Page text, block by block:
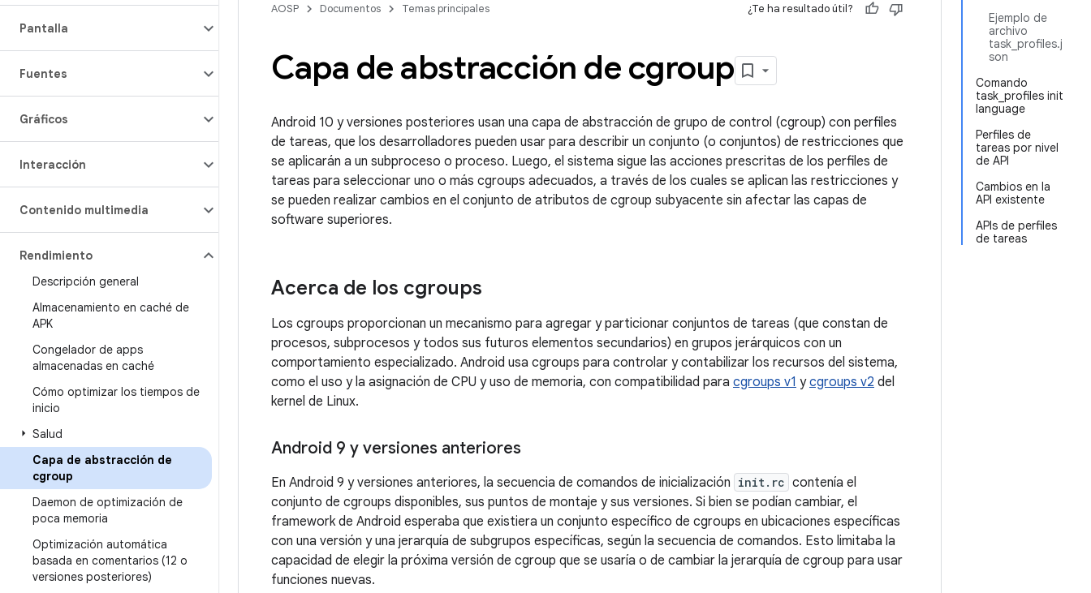
Pantalla
Fuentes
Gráficos
Interacción
Contenido multimedia
Rendimiento
Descripción general
Almacenamiento en caché de
APK
Congelador de apps
almacenadas en caché
Cómo optimizar los tiempos de
inicio
Salud
Capa de abstracción de
cgroup
Daemon de optimización de
poca memoria
Optimización automática
basada en comentarios (12 o
versiones posteriores)
Ejemplo de
archivo
task_profiles.j
son
Comando
task_profiles init
language
Perfiles de
tareas por nivel
de API
Cambios en la
API existente
APIs de perfiles
de tareas
AOSP Documentos Temas principales ¿Te ha resultado útil?
Capa de abstracción de cgroup
Android 10 y versiones posteriores usan una capa de abstracción de grupo de control (cgroup) con perfiles
de tareas, que los desarrolladores pueden usar para describir un conjunto (o conjuntos) de restricciones que
se aplicarán a un subproceso o proceso. Luego, el sistema sigue las acciones prescritas de los perfiles de
tareas para seleccionar uno o más cgroups adecuados, a través de los cuales se aplican las restricciones y
se pueden realizar cambios en el conjunto de atributos de cgroup subyacente sin afectar las capas de
software superiores.
Acerca de los cgroups
Los cgroups proporcionan un mecanismo para agregar y particionar conjuntos de tareas (que constan de
procesos, subprocesos y todos sus futuros elementos secundarios) en grupos jerárquicos con un
comportamiento especializado. Android usa cgroups para controlar y contabilizar los recursos del sistema,
como el uso y la asignación de CPU y uso de memoria, con compatibilidad para cgroups v1 ycgroups v2 del
kernel de Linux.
Android 9 y versiones anteriores
En Android 9 y versiones anteriores, la secuencia de comandos de inicialización init.rc contenía el
conjunto de cgroups disponibles, sus puntos de montaje y sus versiones. Si bien se podían cambiar, el
framework de Android esperaba que existiera un conjunto específico de cgroups en ubicaciones específicas
con una versión y una jerarquía de subgrupos específicas, según la secuencia de comandos. Esto limitaba la
capacidad de elegir la próxima versión de cgroup que se usaría o de cambiar la jerarquía de cgroup para usar
funciones nuevas.